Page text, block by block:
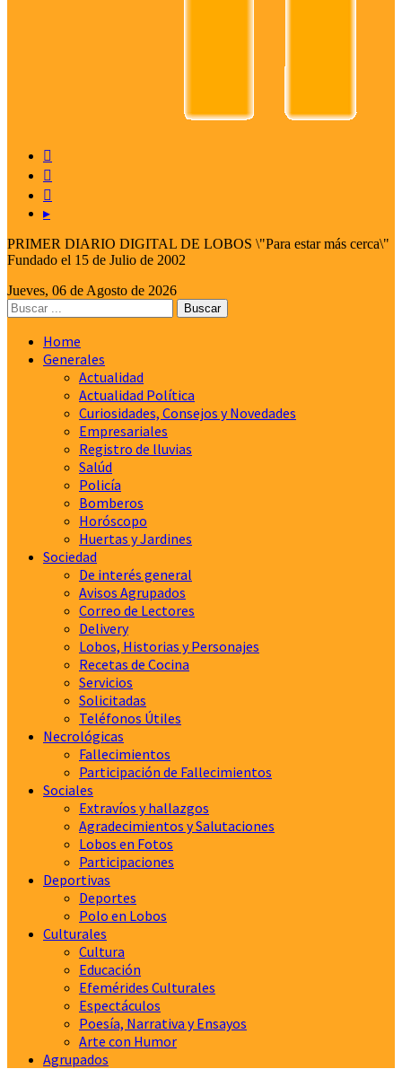



▸
PRIMER DIARIO DIGITAL DE LOBOS \"Para estar más cerca\"
Fundado el 15 de Julio de 2002
Jueves, 06 de Agosto de 2026
Home
Generales
Actualidad
Actualidad Política
Curiosidades, Consejos y Novedades
Empresariales
Registro de lluvias
Salúd
Policía
Bomberos
Horóscopo
Huertas y Jardines
Sociedad
De interés general
Avisos Agrupados
Correo de Lectores
Delivery
Lobos, Historias y Personajes
Recetas de Cocina
Servicios
Solicitadas
Teléfonos Útiles
Necrológicas
Fallecimientos
Participación de Fallecimientos
Sociales
Extravíos y hallazgos
Agradecimientos y Salutaciones
Lobos en Fotos
Participaciones
Deportivas
Deportes
Polo en Lobos
Culturales
Cultura
Educación
Efemérides Culturales
Espectáculos
Poesía, Narrativa y Ensayos
Arte con Humor
Agrupados